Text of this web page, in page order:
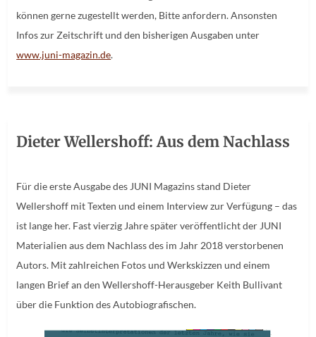
können gerne zugestellt werden, Bitte anfordern. Ansonsten
Infos zur Zeitschrift und den bisherigen Ausgaben unter
www.juni-magazin.de.
Dieter Wellershoff: Aus dem Nachlass
Für die erste Ausgabe des JUNI Magazins stand Dieter
Wellershoff mit Texten und einem Interview zur Verfügung – das
ist lange her. Fast vierzig Jahre später veröffentlicht der JUNI
Materialien aus dem Nachlass des im Jahr 2018 verstorbenen
Autors. Mit zahlreichen Fotos und Werkskizzen und einem
langen Brief an den Wellershoff-Herausgeber Keith Bullivant
über die Funktion des Autobiografischen.